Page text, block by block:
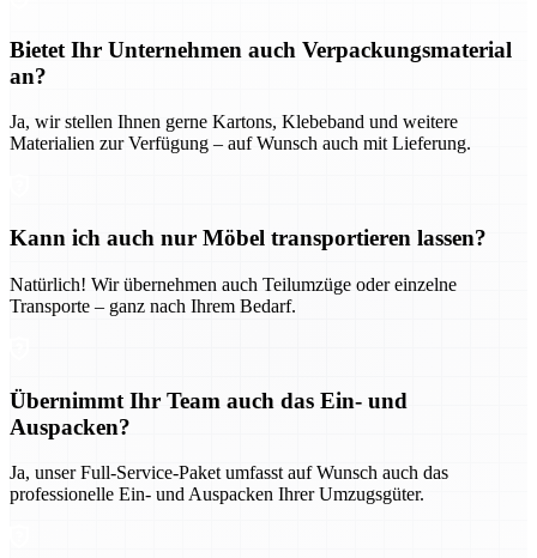
Bietet Ihr Unternehmen auch Verpackungsmaterial
an?
Ja, wir stellen Ihnen gerne Kartons, Klebeband und weitere
Materialien zur Verfügung – auf Wunsch auch mit Lieferung.
Kann ich auch nur Möbel transportieren lassen?
Natürlich! Wir übernehmen auch Teilumzüge oder einzelne
Transporte – ganz nach Ihrem Bedarf.
Übernimmt Ihr Team auch das Ein- und
Auspacken?
Ja, unser Full-Service-Paket umfasst auf Wunsch auch das
professionelle Ein- und Auspacken Ihrer Umzugsgüter.